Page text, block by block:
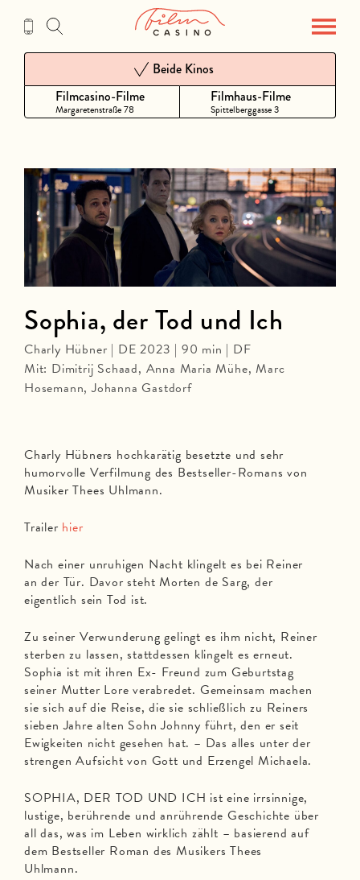
Inhalt
Filmcasino-Filme
Margaretenstraße 78
Beide Kinos
Filmhaus-Filme
Spittelberggasse 3
Charly Hübners hochkarätig besetzte und sehr
humorvolle Verfilmung des Bestseller-Romans von
Musiker Thees Uhlmann.
Trailer hier
Nach einer unruhigen Nacht klingelt es bei Reiner
an der Tür. Davor steht Morten de Sarg, der
eigentlich sein Tod ist.
Zu seiner Verwunderung gelingt es ihm nicht, Reiner
sterben zu lassen, stattdessen klingelt es erneut.
Sophia ist mit ihren Ex- Freund zum Geburtstag
seiner Mutter Lore verabredet. Gemeinsam machen
sie sich auf die Reise, die sie schließlich zu Reiners
sieben Jahre alten Sohn Johnny führt, den er seit
Ewigkeiten nicht gesehen hat. – Das alles unter der
strengen Aufsicht von Gott und Erzengel Michaela. ​
SOPHIA, DER TOD UND ICH ist eine irrsinnige,
lustige, berührende und anrührende Geschichte über
all das, was im Leben wirklich zählt – basierend auf
dem Bestseller Roman des Musikers Thees
Uhlmann.
Sophia, der Tod und Ich
Charly Hübner | DE 2023 | 90 min | DF
Mit: Dimitrij Schaad, Anna Maria Mühe, Marc
Hosemann, Johanna Gastdorf